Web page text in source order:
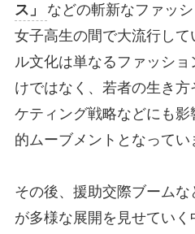
ス」
などの斬新なファッ
女子高生の間で大流行して
ル文化は単なるファッシ
けではなく、若者の生き
ケティング戦略などにも
的ムーブメントとなってい
その後、援助交際ブーム
が多様な展開を見せてい